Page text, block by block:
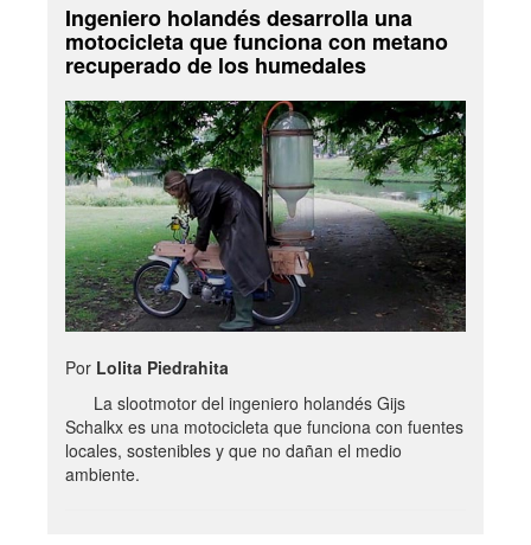
Ingeniero holandés desarrolla una
motocicleta que funciona con metano
recuperado de los humedales
Por Lolita Piedrahita
La slootmotor del ingeniero holandés Gijs
Schalkx es una motocicleta que funciona con fuentes
locales, sostenibles y que no dañan el medio
ambiente.